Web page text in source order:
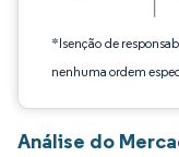
*Isenção de
nenhuma ordem
Análise do